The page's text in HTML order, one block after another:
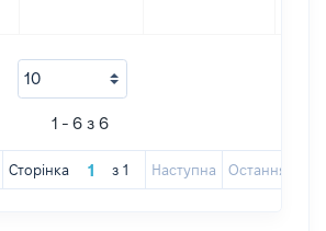
1 - 6 з 6
Сторінка з 1 Наступна Остання